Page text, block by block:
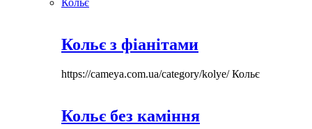
Кольє
Кольє з фіанітами
https://cameya.com.ua/category/kolye/Кольє
Кольє без каміння